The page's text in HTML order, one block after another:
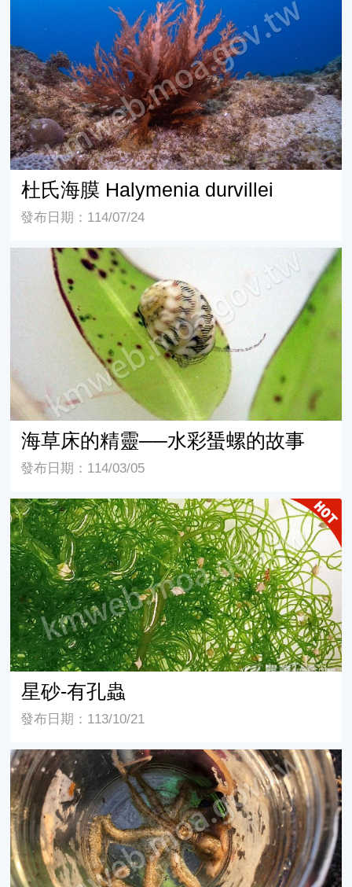
杜氏海膜 Halymenia durvillei
杜氏海膜 Halymenia durvillei
發布日期：114/07/24
海草床的精靈──水彩蜑螺的故事
海草床的精靈──水彩蜑螺的故事
發布日期：114/03/05
星砂-有孔蟲
星砂-有孔蟲
發布日期：113/10/21
斷腕蛸的隱身術